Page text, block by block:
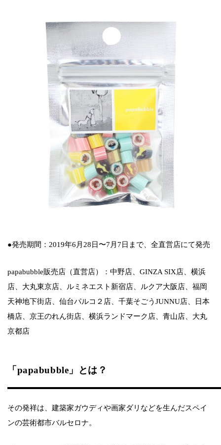
●発売期間：2019年6月28日〜7月7日まで、全直営店にて発売
papabubble販売店（直営店）：中野店、GINZA SIX店、横浜
店、大丸東京店、ルミネエスト新宿店、ルクア大阪店、福岡
天神地下街店、仙台パルコ２店、千葉そごうJUNNU店、日本
橋店、京王のれん街店、横浜ランドマーク店、青山店、大丸
京都店
「papabubble」とは？
その発祥は、建築家ガウディや画家ダリなどを生んだスペイ
ンの芸術都市バルセロナ。